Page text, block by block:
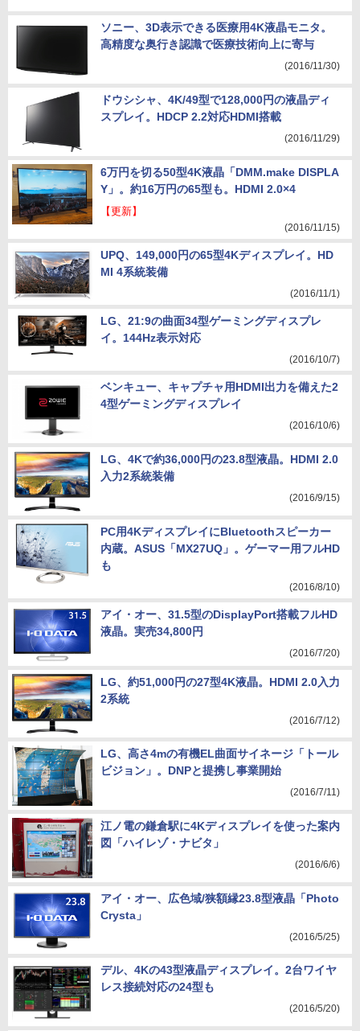
ソニー、3D表示できる医療用4K液晶モニタ。
高精度な奥行き認識で医療技術向上に寄与
(2016/11/30)
ドウシシャ、4K/49型で128,000円の液晶ディ
スプレイ。HDCP 2.2対応HDMI搭載
(2016/11/29)
6万円を切る50型4K液晶「DMM.make DISPLA
Y」。約16万円の65型も。HDMI 2.0×4
【更新】
(2016/11/15)
UPQ、149,000円の65型4Kディスプレイ。HD
MI 4系統装備
(2016/11/1)
LG、21:9の曲面34型ゲーミングディスプレ
イ。144Hz表示対応
(2016/10/7)
ベンキュー、キャプチャ用HDMI出力を備えた2
4型ゲーミングディスプレイ
(2016/10/6)
LG、4Kで約36,000円の23.8型液晶。HDMI 2.0
入力2系統装備
(2016/9/15)
PC用4KディスプレイにBluetoothスピーカー
内蔵。ASUS「MX27UQ」。ゲーマー用フルHD
も
(2016/8/10)
アイ・オー、31.5型のDisplayPort搭載フルHD
液晶。実売34,800円
(2016/7/20)
LG、約51,000円の27型4K液晶。HDMI 2.0入力
2系統
(2016/7/12)
LG、高さ4mの有機EL曲面サイネージ「トール
ビジョン」。DNPと提携し事業開始
(2016/7/11)
江ノ電の鎌倉駅に4Kディスプレイを使った案内
図「ハイレゾ・ナビタ」
(2016/6/6)
アイ・オー、広色域/狭額縁23.8型液晶「Photo
Crysta」
(2016/5/25)
デル、4Kの43型液晶ディスプレイ。2台ワイヤ
レス接続対応の24型も
(2016/5/20)